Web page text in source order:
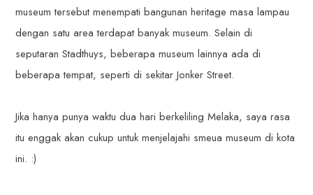
museum tersebut menempati bangunan heritage masa lampau
dengan satu area terdapat banyak museum. Selain di
seputaran Stadthuys, beberapa museum lainnya ada di
beberapa tempat, seperti di sekitar Jonker Street.
Jika hanya punya waktu dua hari berkeliling Melaka, saya rasa
itu enggak akan cukup untuk menjelajahi smeua museum di kota
ini. :)